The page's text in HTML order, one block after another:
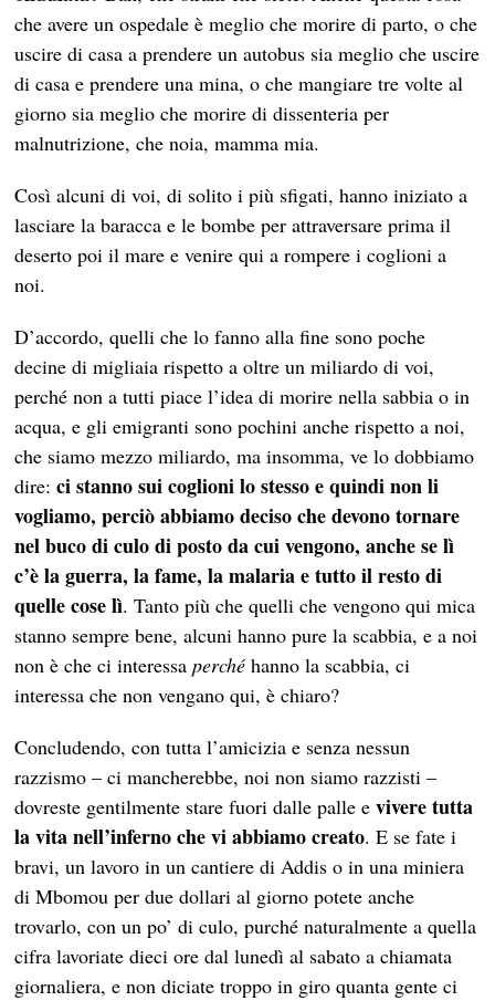
che avere un ospedale è meglio che morire di parto, o che
uscire di casa a prendere un autobus sia meglio che uscire
di casa e prendere una mina, o che mangiare tre volte al
giorno sia meglio che morire di dissenteria per
malnutrizione, che noia, mamma mia.
Così alcuni di voi, di solito i più sfigati, hanno iniziato a
lasciare la baracca e le bombe per attraversare prima il
deserto poi il mare e venire qui a rompere i coglioni a
noi.
D’accordo, quelli che lo fanno alla fine sono poche
decine di migliaia rispetto a oltre un miliardo di voi,
perché non a tutti piace l’idea di morire nella sabbia o in
acqua, e gli emigranti sono pochini anche rispetto a noi,
che siamo mezzo miliardo, ma insomma, ve lo dobbiamo
dire:ci stanno sui coglioni lo stesso e quindi non li
vogliamo, perciò abbiamo deciso che devono tornare
nel buco di culo di posto da cui vengono, anche se lì
c’è la guerra, la fame, la malaria e tutto il resto di
quelle cose lì. Tanto più che quelli che vengono qui mica
stanno sempre bene, alcuni hanno pure la scabbia, e a noi
non è che ci interessaperché hanno la scabbia, ci
interessa che non vengano qui, è chiaro?
Concludendo, con tutta l’amicizia e senza nessun
razzismo – ci mancherebbe, noi non siamo razzisti –
dovreste gentilmente stare fuori dalle palle evivere tutta
la vita nell’inferno che vi abbiamo creato. E se fate i
bravi, un lavoro in un cantiere di Addis o in una miniera
di Mbomou per due dollari al giorno potete anche
trovarlo, con un po’ di culo, purché naturalmente a quella
cifra lavoriate dieci ore dal lunedì al sabato a chiamata
giornaliera, e non diciate troppo in giro quanta gente ci